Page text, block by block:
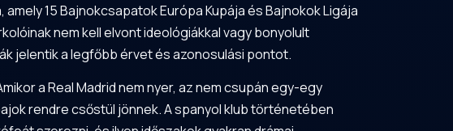
15 Bajnokcsapatok Európa Kupája és Bajnokok Ligája
nem kell elvont ideológiákkal vagy bonyolult
jelentik a legfőbb érvet és azonosulási pontot.
a Real Madrid nem nyer, az nem csupán egy-egy
rendre csőstül jönnek. A spanyol klub történetében